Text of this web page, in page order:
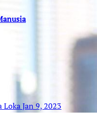
LokaJan 9, 2023